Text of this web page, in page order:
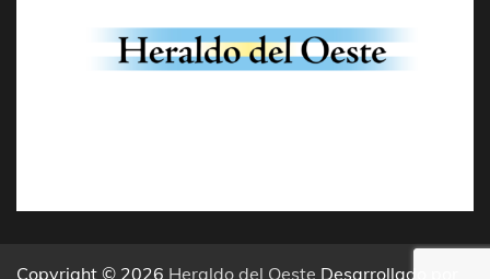
Copyright © 2026 Heraldo del Oeste Desarrollado por